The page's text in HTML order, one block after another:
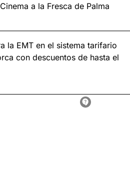
a la Fresca de Palma
la EMT en el sistema tarifario
con descuentos de hasta el